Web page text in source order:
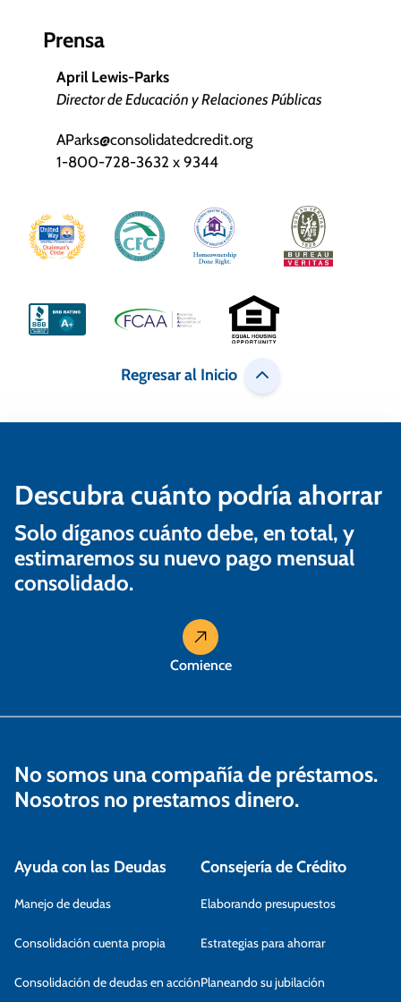
Prensa
April Lewis-Parks
Director de Educación y Relaciones Públicas
AParks@consolidatedcredit.org
1-800-728-3632 x 9344
Regresar al Inicio
Descubra cuánto podría ahorrar
Solo díganos cuánto debe, en total, y
estimaremos su nuevo pago mensual
consolidado.
Comience
No somos una compañía de préstamos.
Nosotros no prestamos dinero.
Ayuda con las Deudas
Manejo de deudas
Consolidación cuenta propia
Consolidación de deudas en acción
Consejería de Crédito
Elaborando presupuestos
Estrategias para ahorrar
Planeando su jubilación